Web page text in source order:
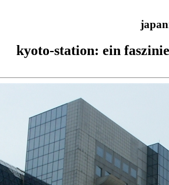
kyoto-station: ein